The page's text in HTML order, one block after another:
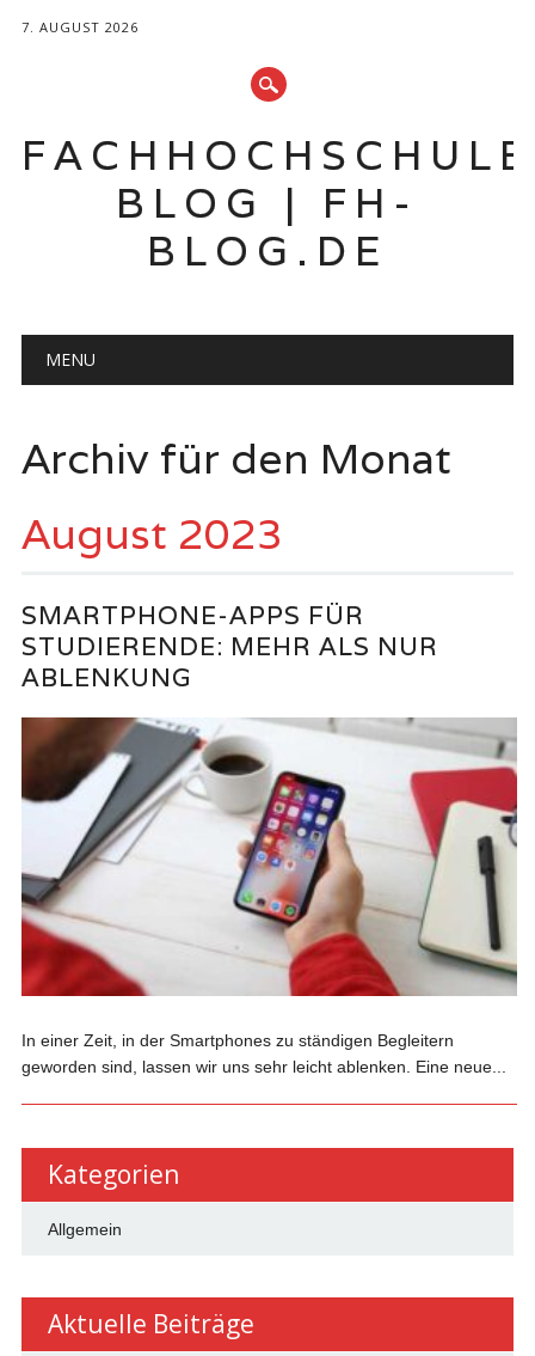
7. AUGUST 2026
BLOG | FH-
BLOG.DE
Hauptmenü
MENU
Archiv für den Monat
August 2023
SMARTPHONE-APPS FÜR
STUDIERENDE: MEHR ALS NUR
ABLENKUNG
In einer Zeit, in der Smartphones zu ständigen Begleitern
geworden sind, lassen wir uns sehr leicht ablenken. Eine neue...
Kategorien
Allgemein
Aktuelle Beiträge